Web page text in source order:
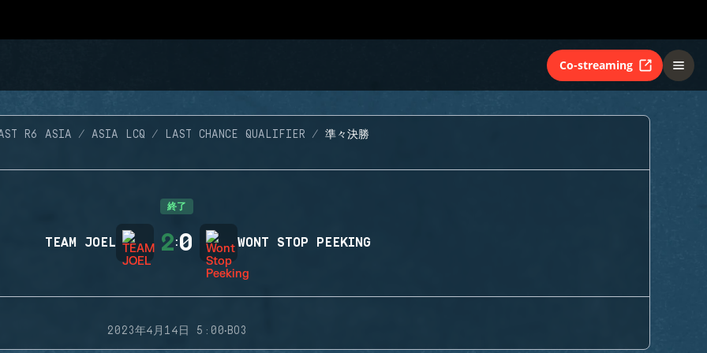
Co-streaming
R6 ASIA ASIA LCQ LAST CHANCE QUALIFIER 準々決勝
終了
TEAM JOEL 2:0 WONT STOP PEEKING
2023年4月14日 5:00·BO3